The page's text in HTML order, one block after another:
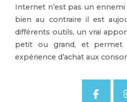
Internet n’est pas un
bien au contraire il est
différents outils, un vrai
petit ou grand, et permet
expérience d’achat aux